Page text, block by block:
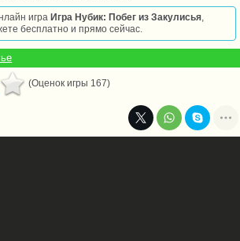
игра Игра Нубик: Побег из Закулисья,
бесплатно и прямо сейчас.
(Оценок игры 167)